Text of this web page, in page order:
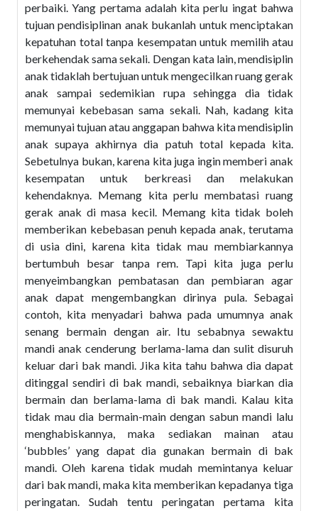
perbaiki. Yang pertama adalah kita perlu ingat bahwa
tujuan pendisiplinan anak bukanlah untuk menciptakan
kepatuhan total tanpa kesempatan untuk memilih atau
berkehendak sama sekali. Dengan kata lain, mendisiplin
anak tidaklah bertujuan untuk mengecilkan ruang gerak
anak sampai sedemikian rupa sehingga dia tidak
memunyai kebebasan sama sekali. Nah, kadang kita
memunyai tujuan atau anggapan bahwa kita mendisiplin
anak supaya akhirnya dia patuh total kepada kita.
Sebetulnya bukan, karena kita juga ingin memberi anak
kesempatan untuk berkreasi dan melakukan
kehendaknya. Memang kita perlu membatasi ruang
gerak anak di masa kecil. Memang kita tidak boleh
memberikan kebebasan penuh kepada anak, terutama
di usia dini, karena kita tidak mau membiarkannya
bertumbuh besar tanpa rem. Tapi kita juga perlu
menyeimbangkan pembatasan dan pembiaran agar
anak dapat mengembangkan dirinya pula. Sebagai
contoh, kita menyadari bahwa pada umumnya anak
senang bermain dengan air. Itu sebabnya sewaktu
mandi anak cenderung berlama-lama dan sulit disuruh
keluar dari bak mandi. Jika kita tahu bahwa dia dapat
ditinggal sendiri di bak mandi, sebaiknya biarkan dia
bermain dan berlama-lama di bak mandi. Kalau kita
tidak mau dia bermain-main dengan sabun mandi lalu
menghabiskannya, maka sediakan mainan atau
‘bubbles’ yang dapat dia gunakan bermain di bak
mandi. Oleh karena tidak mudah memintanya keluar
dari bak mandi, maka kita memberikan kepadanya tiga
peringatan. Sudah tentu peringatan pertama kita